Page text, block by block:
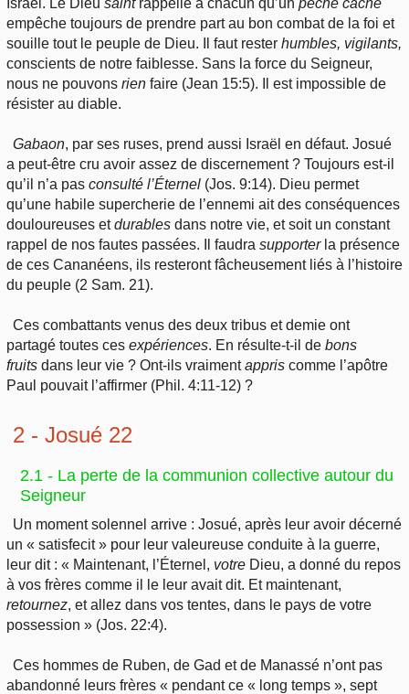
Israël. Le Dieu saintrappelle à chacun qu’un péché caché
empêche toujours de prendre part au bon combat de la foi et
souille tout le peuple de Dieu. Il faut rester humbles, vigilants,
conscients de notre faiblesse. Sans la force du Seigneur,
nous ne pouvons rien faire (Jean 15:5). Il est impossible de
résister au diable.
Gabaon, par ses ruses, prend aussi Israël en défaut. Josué
a peut-être cru avoir assez de discernement ? Toujours est-il
qu’il n’a pas consulté l’Éternel (Jos. 9:14). Dieu permet
qu’une habile supercherie de l’ennemi ait des conséquences
douloureuses etdurables dans notre vie, et soit un constant
rappel de nos fautes passées. Il faudra supporterla présence
de ces Cananéens, ils resteront fâcheusement liés à l’histoire
du peuple (2 Sam. 21).
Ces combattants venus des deux tribus et demie ont
partagé toutes ces expériences. En résulte-t-il de bons
fruits dans leur vie ? Ont-ils vraimentappris comme l’apôtre
Paul pouvait l’affirmer (Phil. 4:11-12) ?
2 - Josué 22
2.1 - La perte de la communion collective autour du
Seigneur
Un moment solennel arrive : Josué, après leur avoir décerné
un « satisfecit » pour leur valeureuse conduite à la guerre,
leur dit : « Maintenant, l’Éternel, votre Dieu, a donné du repos
à vos frères comme il le leur avait dit. Et maintenant,
retournez, et allez dans vos tentes, dans le pays de votre
possession » (Jos. 22:4).
Ces hommes de Ruben, de Gad et de Manassé n’ont pas
abandonné leurs frères « pendant ce « long temps », sept